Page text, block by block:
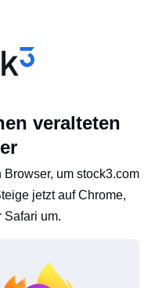
veralteten
um stock3.com
jetzt auf Chrome,
Safari um.